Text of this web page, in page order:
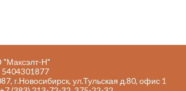
Н"
г.Новосибирск, ул.Тульская д.80, офис 1